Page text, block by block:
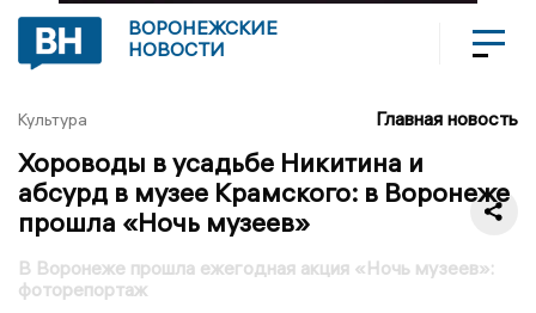
ВОРОНЕЖСКИЕ
НОВОСТИ
Культура Главная новость
Хороводы в усадьбе Никитина и
абсурд в музее Крамского: в Воронеже
прошла «Ночь музеев»
В Воронеже прошла ежегодная акция «Ночь музеев»:
фоторепортаж